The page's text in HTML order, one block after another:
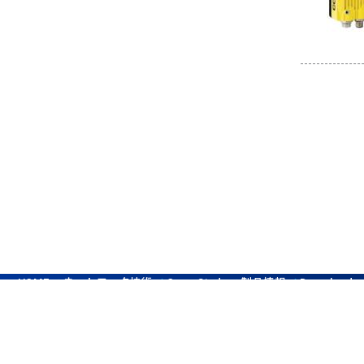
HOME ネットワーク技術 Case Study 製品情報 Downloads